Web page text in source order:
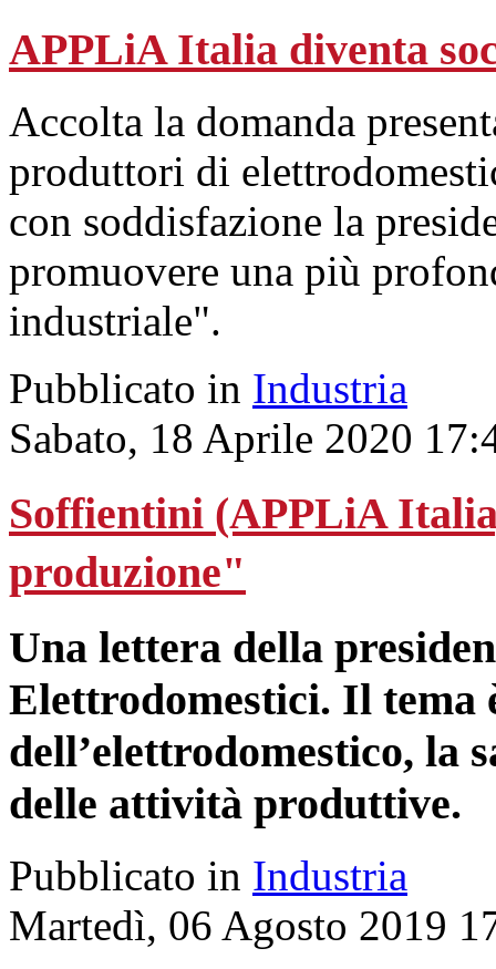
APPLiA Italia diventa
Accolta la domanda
produttori di
con soddisfazione la
promuovere una più
industriale".
Pubblicato in Industria
Sabato, 18 Aprile 2020
Soffientini (APPLiA
produzione"
Una lettera della
Elettrodomestici. Il
dell’elettrodomestico, la
delle attività produttive.
Pubblicato in Industria
Martedì, 06 Agosto 2019